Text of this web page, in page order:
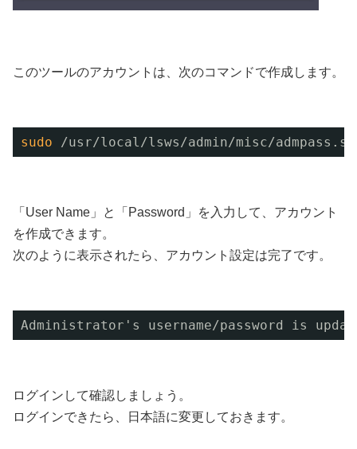
このツールのアカウントは、次のコマンドで作成します。
sudo /usr/local/lsws/admin/misc/admpass .sh
「User Name」と「Password」を入力して、アカウント
を作成できます。
次のように表示されたら、アカウント設定は完了です。
Administrator's username/password is
ログインして確認しましょう。
ログインできたら、日本語に変更しておきます。